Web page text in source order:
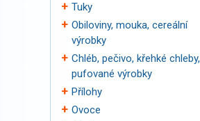
Tuky
Obiloviny, mouka, cereální
výrobky
Chléb, pečivo, křehké chleby,
pufované výrobky
Přílohy
Ovoce